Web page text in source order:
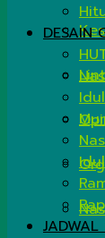
DESAIN